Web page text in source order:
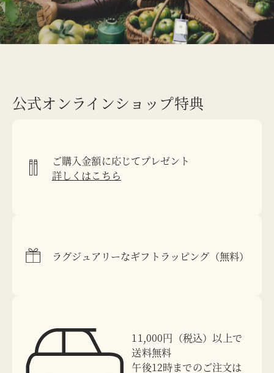
公式オンラインショップ特典
ご購入金額に応じてプレゼント
詳しくはこちら
ラグジュアリーなギフトラッピング（無料）
11,000円（税込）以上で
送料無料
午後12時までのご注文は